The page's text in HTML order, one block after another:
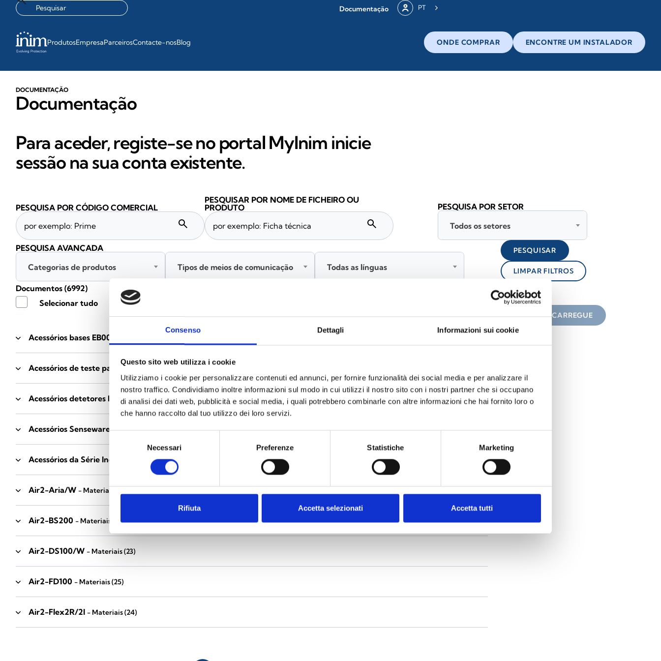
Consenso Dettagli Informazioni sui cookie
Questo sito web utilizza i cookie
Utilizziamo i cookie per personalizzare contenuti ed annunci, per fornire funzionalità dei social media e per analizzare il
nostro traffico. Condividiamo inoltre informazioni sul modo in cui utilizzi il nostro sito con i nostri partner che si occupano
di analisi dei dati web, pubblicità e social media, i quali potrebbero combinarle con altre informazioni che hai fornito loro o
che hanno raccolto dal tuo utilizzo dei loro servizi.
consenso
Necessari Preferenze Statistiche Marketing
Rifiuta Accetta selezionati Accetta tutti
Documentação PT
ProdutosEmpresaParceirosContacte-nosBlog ONDE COMPRAR ENCONTRE UM INSTALADOR
DOCUMENTAÇÃO
Documentação
Para aceder, registe-se no portal MyInim inicie
sessão na sua conta existente.
Acessórios bases EB00
Acessórios de teste para detetores
Acessórios detetores Enea - Materiais(35)
Acessórios Senseware - Materiais(2)
Acessórios da Série Industrial - Materiais(17)
Air2-Aria/W - Materiais
Air2-BS200 - Materiais (34)
Air2-DS100/W - Materiais(23)
Air2-FD100 - Materiais(25)
Air2-Flex2R/2I - Materiais(24)
Documentos (6992)
Selecionar tudo
DESCARREGUE
PESQUISA POR CÓDIGO COMERCIAL
search
PESQUISAR POR NOME DE FICHEIRO OU
PRODUTO
search
PESQUISA POR SETOR
Todos os setores
PESQUISA AVANÇADA
Categorias de produtos
Tipos de meios de comunicação Todas as línguas
PESQUISAR
LIMPAR FILTROS